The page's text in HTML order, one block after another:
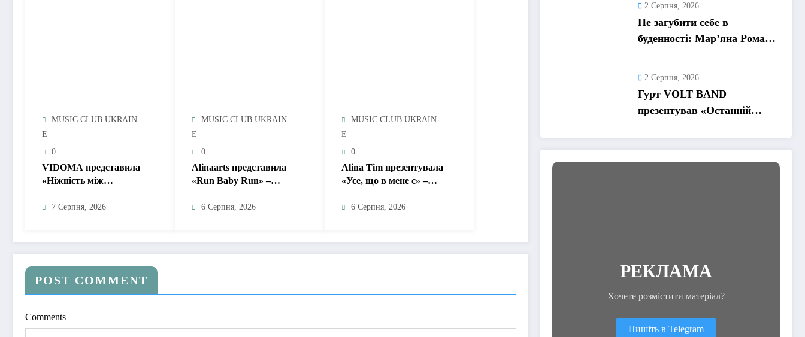
MUSIC CLUB UKRAIN
E
0
VIDOMA представила
«Ніжність між
рядками» – пісню про
почуття, які живуть у
7 Серпня, 2026
MUSIC CLUB UKRAIN
E
0
Alinaarts представила
«Run Baby Run» –
музичну підтримку для
тих, хто продовжує
6 Серпня, 2026
MUSIC CLUB UKRAIN
E
0
Alina Tim презентувала
«Усе, що в мене є» –
пісню про любов без
драм, маніпуляцій і
6 Серпня, 2026
POST COMMENT
Comments
2 Серпня, 2026
Не загубити себе в
буденності: Мар’яна Ромась
2 Серпня, 2026
Гурт VOLT BAND
презентував «Останній
РЕКЛАМА
Хочете розмістити матеріал?
Пишіть в Telegram